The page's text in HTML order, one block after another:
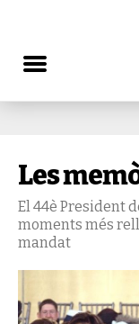
Les
El 44è President
moments més
mandat